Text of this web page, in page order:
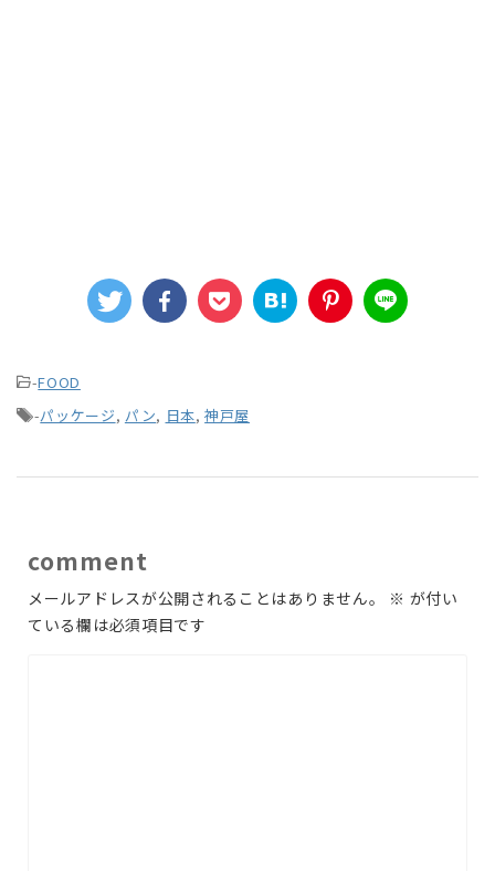
-FOOD
-パッケージ, パン, 日本,神戸屋
comment
メールアドレスが公開されることはありません。 ※ が付い
ている欄は必須項目です